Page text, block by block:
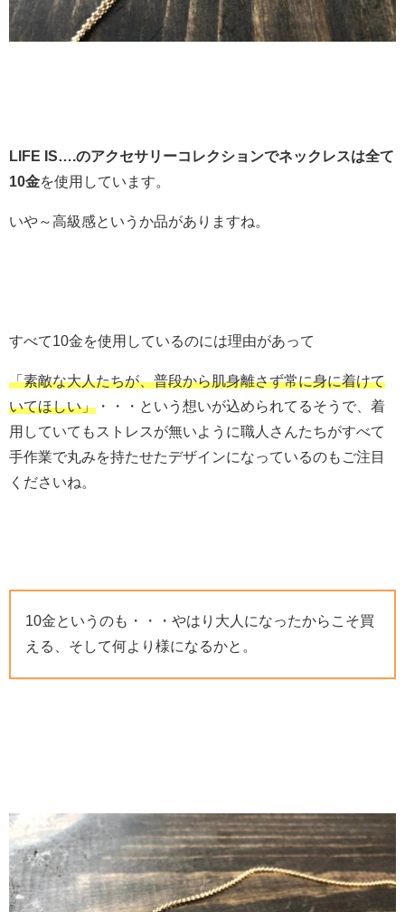
LIFE IS….のアクセサリーコレクションでネックレスは全て
10金を使用しています。
いや～高級感というか品がありますね。
すべて10金を使用しているのには理由があって
「素敵な大人たちが、普段から肌身離さず常に身に着けて
いてほしい」 ・・・という想いが込められてるそうで、着
用していてもストレスが無いように職人さんたちがすべて
手作業で丸みを持たせたデザインになっているのもご注目
くださいね。
10金というのも・・・やはり大人になったからこそ買
える、そして何より様になるかと。